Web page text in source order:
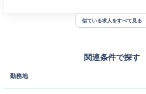
似ている求人をすべて見る
関連条件で探す
勤務地